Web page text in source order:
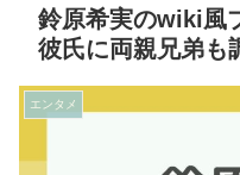
鈴原希実のwiki風
彼氏に両親兄弟も
エンタメ